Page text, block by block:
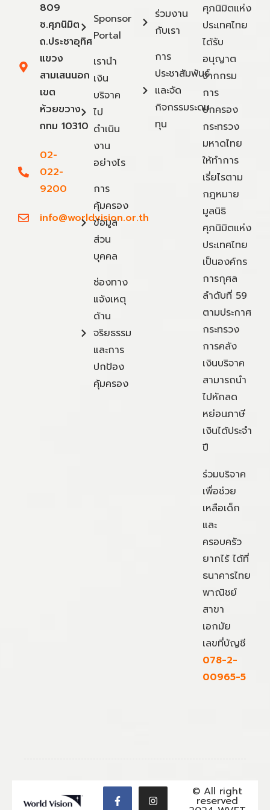
809
ซ.ศุภนิมิต
ถ.ประชาอุทิศ
แขวง
สามเสนนอก
เขต
ห้วยขวาง
กทม 10310
02-
022-
9200
info@worldvision.or.th
Sponsor
Portal
เรานำ
เงิน
บริจาค
ไป
ดำเนิน
งาน
อย่างไร
การ
คุ้มครอง
ข้อมูล
ส่วน
บุคคล
ช่องทาง
แจ้งเหตุ
ด้าน
จริยธรรม
และการ
ปกป้อง
คุ้มครอง
ร่วมงาน
กับเรา
การ
ประชาสัมพันธ์
และจัด
กิจกรรมระดม
ทุน
ศุภนิมิตแห่ง
ประเทศไทย
ได้รับ
อนุญาต
จากกรม
การ
ปกครอง
กระทรวง
มหาดไทย
ให้ทำการ
เรี่ยไรตาม
กฎหมาย
มูลนิธิ
ศุภนิมิตแห่ง
ประเทศไทย
เป็นองค์กร
การกุศล
ลำดับที่ 59
ตามประกาศ
กระทรวง
การคลัง
เงินบริจาค
สามารถนำ
ไปหักลด
หย่อนภาษี
เงินได้ประจำ
ปี
ร่วมบริจาค
เพื่อช่วย
เหลือเด็ก
และ
ครอบครัว
ยากไร้ ได้ที่
ธนาคารไทย
พาณิชย์
สาขา
เอกมัย
เลขที่บัญชี
078-2-
00965-5
© All right
reserved